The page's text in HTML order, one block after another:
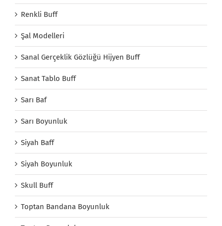
Renkli Buff
Şal Modelleri
Sanal Gerçeklik Gözlüğü Hijyen Buff
Sanat Tablo Buff
Sarı Baf
Sarı Boyunluk
Siyah Baff
Siyah Boyunluk
Skull Buff
Toptan Bandana Boyunluk